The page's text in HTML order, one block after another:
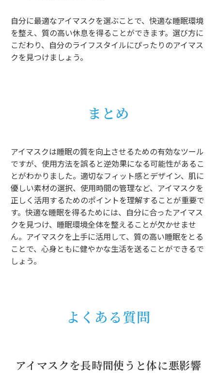
自分に最適なアイマスクを選ぶことで、快適な睡眠環境
を整え、質の高い休息を得ることができます。選び方に
こだわり、自分のライフスタイルにぴったりのアイマス
クを見つけましょう。
まとめ
アイマスクは睡眠の質を向上させるための有効なツール
ですが、使用方法を誤ると逆効果になる可能性があるこ
とがわかりました。適切なフィット感とデザイン、肌に
優しい素材の選択、使用時間の管理など、アイマスクを
正しく活用するためのポイントを理解することが重要で
す。快適な睡眠を得るためには、自分に合ったアイマス
クを見つけ、睡眠環境全体を整えることが欠かせませ
ん。アイマスクを上手に活用して、質の高い睡眠をとる
ことで、心身ともに健やかな生活を送ることができるで
しょう。
よくある質問
アイマスクを長時間使うと体に悪影響